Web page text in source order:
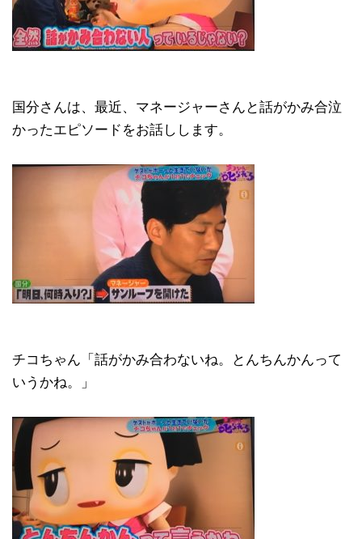
国分さんは、最近、マネージャーさんと話がかみ合泣
かったエピソードをお話しします。
チコちゃん「話がかみ合わないね。とんちんかんって
いうかね。」